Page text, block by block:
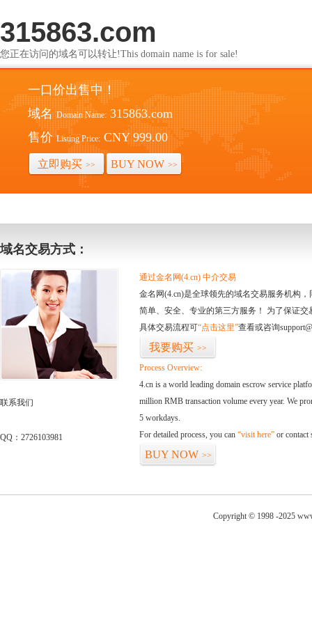
315863.com
您正在访问的域名可以转让!This domain name is for sale!
一口价出售中！
域名 Domain Name: 315863.com
售价 Listing Price: CNY 999.00
立即购买 >> BUY NOW >>
域名交易方式：
联系我们
QQ：2726103981
通过金名网(4.cn) 中介交易
金名网(4.cn)是全球领先的域名交易服务机构
简单、安全、专业的第三方服务！ 为了保证
具体交易流程可“点击这里”查看或咨询
我要购买 >>
Process Overview:
4.cn is a world leading domain escrow service
million RMB transaction volume every year. We
5 workdays.
For detailed process, you can “visit here” or contact
BUY NOW >>
Copyright © 1998 -2025